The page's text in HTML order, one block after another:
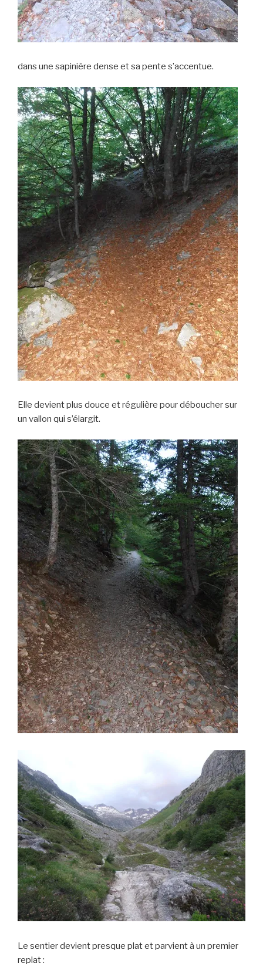
dans une sapinière dense et sa pente s’accentue.
Elle devient plus douce et régulière pour déboucher sur
un vallon qui s’élargit.
Le sentier devient presque plat et parvient à un premier
replat :